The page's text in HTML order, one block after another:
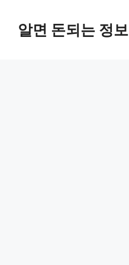
알면 돈되는 정보